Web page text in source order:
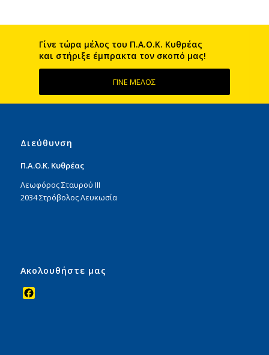
Γίνε τώρα μέλος του Π.Α.Ο.Κ. Kυθρέας
και στήριξε έμπρακτα τον σκοπό μας!
ΓΙΝΕ ΜΕΛΟΣ
Διεύθυνση
Π.Α.Ο.Κ. Κυθρέας
Λεωφόρος Σταυρού ΙΙΙ
2034 Στρόβολος Λευκωσία
Ακολουθήστε μας